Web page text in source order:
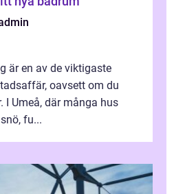
är en av de viktigaste
oavsett om du
I Umeå, där många hus
fu...